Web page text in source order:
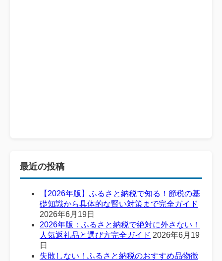
最近の投稿
【2026年版】ふるさと納税で知る！節税の基
礎知識から具体的な賢い対策まで完全ガイド
2026年6月19日
2026年版：ふるさと納税で絶対に外さない！
人気返礼品と選び方完全ガイド 2026年6月19
日
失敗しない！ふるさと納税のおすすめ品物徹